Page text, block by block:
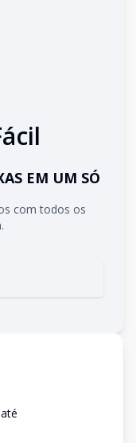
EM UM SÓ
com todos os